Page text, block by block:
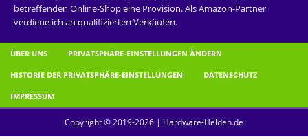
betreffenden Online-Shop eine Provision. Als Amazon-Partner
verdiene ich an qualifizierten Verkäufen.
ÜBER UNS PRIVATSPHÄRE-EINSTELLUNGEN ÄNDERN
HISTORIE DER PRIVATSPHÄRE-EINSTELLUNGEN DATENSCHUTZ
IMPRESSUM
Copyright © 2019-2026 | Hardware-Helden.de